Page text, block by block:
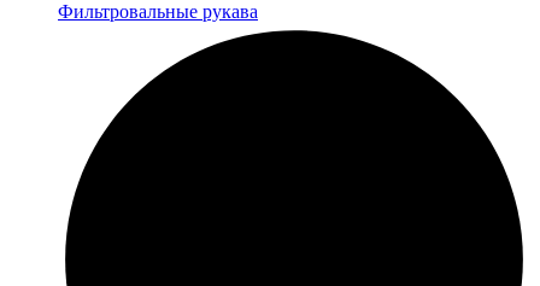
Фильтровальные рукава